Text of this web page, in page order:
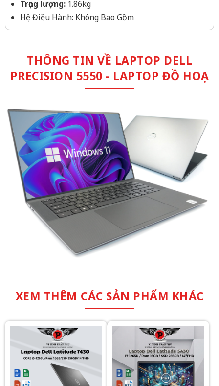
Trọng lượng: 1.86kg
Hệ Điều Hành: Không Bao Gồm
THÔNG TIN VỀ LAPTOP DELL
PRECISION 5550 - LAPTOP ĐỒ HOẠ
XEM THÊM CÁC SẢN PHẨM KHÁC